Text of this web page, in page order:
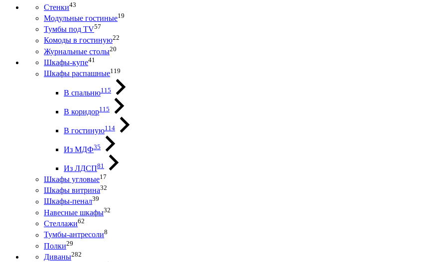
Стенки43
Модульные гостиные19
Тумбы под ТV57
Комоды в гостиную22
Журнальные столы20
Шкафы-купе41
Шкафы распашные119
В спальню115
В коридор115
В гостиную114
Из МДФ35
Из ЛДСП81
Шкафы угловые17
Шкафы витрина32
Шкафы-пенал39
Навесные шкафы32
Стеллажи62
Тумбы-антресоли8
Полки29
Диваны282